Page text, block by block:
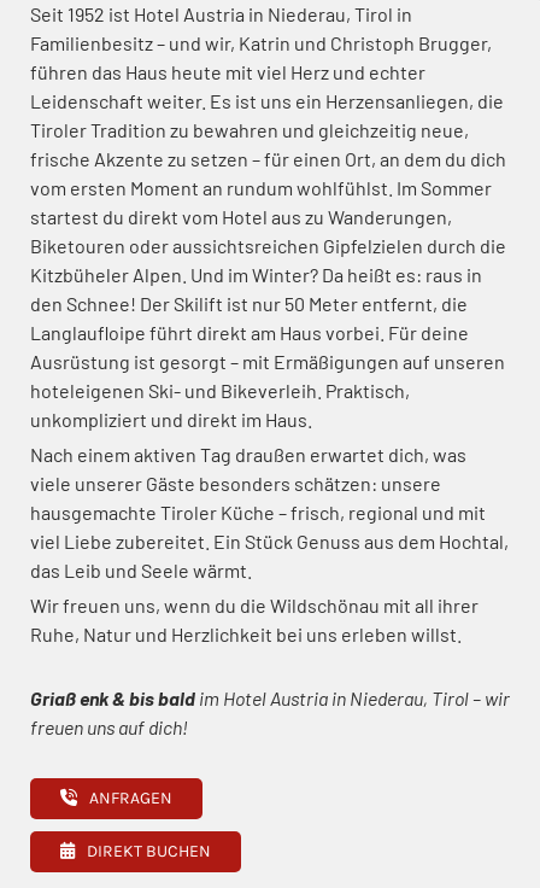
Seit 1952 ist Hotel Austria in Niederau, Tirol in
Familienbesitz – und wir, Katrin und Christoph Brugger,
führen das Haus heute mit viel Herz und echter
Leidenschaft weiter. Es ist uns ein Herzensanliegen, die
Tiroler Tradition zu bewahren und gleichzeitig neue,
frische Akzente zu setzen – für einen Ort, an dem du dich
vom ersten Moment an rundum wohlfühlst. Im Sommer
startest du direkt vom Hotel aus zu Wanderungen,
Biketouren oder aussichtsreichen Gipfelzielen durch die
Kitzbüheler Alpen. Und im Winter? Da heißt es: raus in
den Schnee! Der Skilift ist nur 50 Meter entfernt, die
Langlaufloipe führt direkt am Haus vorbei. Für deine
Ausrüstung ist gesorgt – mit Ermäßigungen auf unseren
hoteleigenen Ski- und Bikeverleih. Praktisch,
unkompliziert und direkt im Haus.
Nach einem aktiven Tag draußen erwartet dich, was
viele unserer Gäste besonders schätzen: unsere
hausgemachte Tiroler Küche – frisch, regional und mit
viel Liebe zubereitet. Ein Stück Genuss aus dem Hochtal,
das Leib und Seele wärmt.
Wir freuen uns, wenn du die Wildschönau mit all ihrer
Ruhe, Natur und Herzlichkeit bei uns erleben willst.
Griaß enk & bis bald im Hotel Austria in Niederau, Tirol – wir
freuen uns auf dich!
ANFRAGEN
DIREKT BUCHEN